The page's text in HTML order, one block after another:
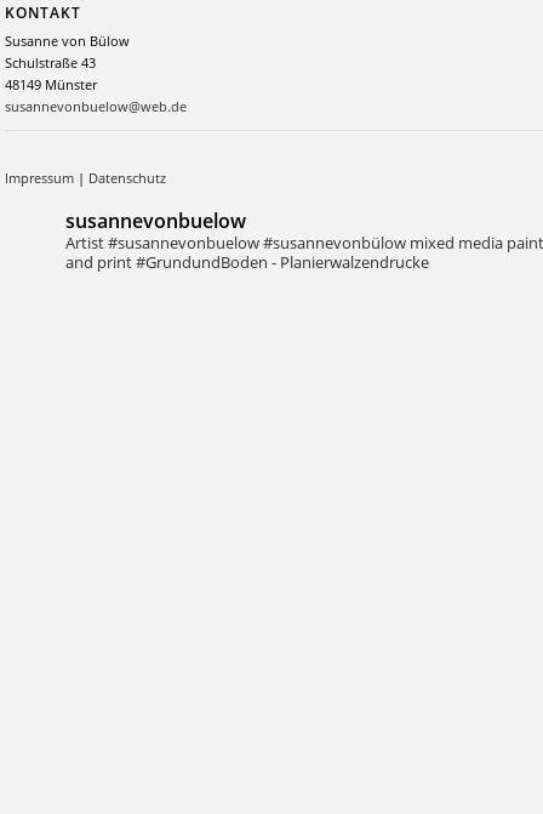
KONTAKT
Susanne von Bülow
Schulstraße 43
48149 Münster
susannevonbuelow@web.de
Impressum | Datenschutz
susannevonbuelow
Artist #susannevonbuelow #susannevonbülow mixed media paint
and print#GrundundBoden - Planierwalzendrucke